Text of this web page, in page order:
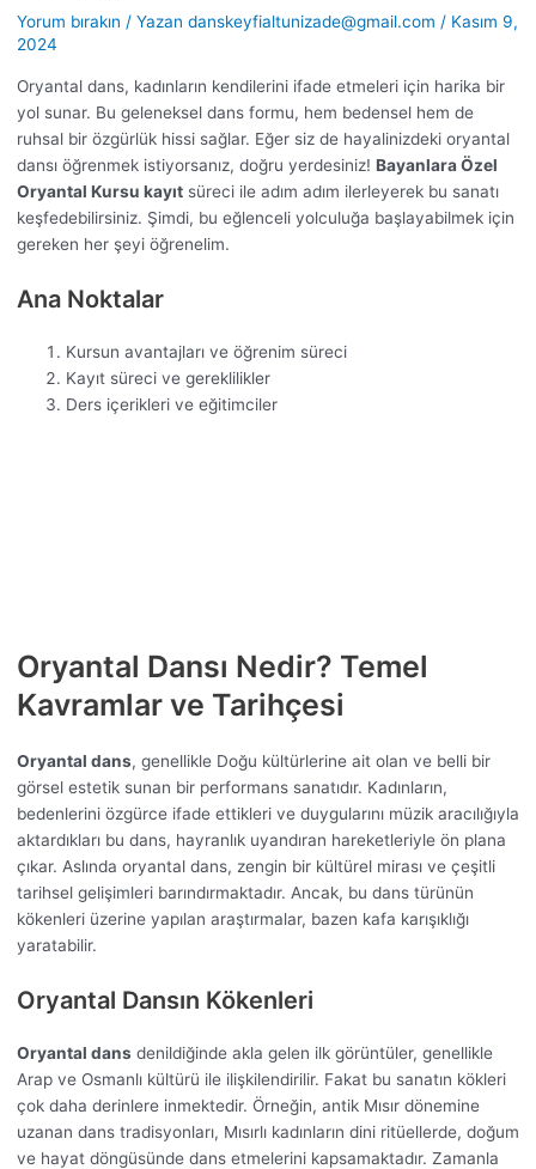
Yorum bırakın / Yazan danskeyfialtunizade@gmail.com / Kasım 9,
2024
Oryantal dans, kadınların kendilerini ifade etmeleri için harika bir
yol sunar. Bu geleneksel dans formu, hem bedensel hem de
ruhsal bir özgürlük hissi sağlar. Eğer siz de hayalinizdeki oryantal
dansı öğrenmek istiyorsanız, doğru yerdesiniz! Bayanlara Özel
Oryantal Kursu kayıtsüreci ile adım adım ilerleyerek bu sanatı
keşfedebilirsiniz. Şimdi, bu eğlenceli yolculuğa başlayabilmek için
gereken her şeyi öğrenelim.
Ana Noktalar
Kursun avantajları ve öğrenim süreci
Kayıt süreci ve gereklilikler
Ders içerikleri ve eğitimciler
Oryantal Dansı Nedir? Temel
Kavramlar ve Tarihçesi
Oryantal dans, genellikle Doğu kültürlerine ait olan ve belli bir
görsel estetik sunan bir performans sanatıdır. Kadınların,
bedenlerini özgürce ifade ettikleri ve duygularını müzik aracılığıyla
aktardıkları bu dans, hayranlık uyandıran hareketleriyle ön plana
çıkar. Aslında oryantal dans, zengin bir kültürel mirası ve çeşitli
tarihsel gelişimleri barındırmaktadır. Ancak, bu dans türünün
kökenleri üzerine yapılan araştırmalar, bazen kafa karışıklığı
yaratabilir.
Oryantal Dansın Kökenleri
Oryantal dansdenildiğinde akla gelen ilk görüntüler, genellikle
Arap ve Osmanlı kültürü ile ilişkilendirilir. Fakat bu sanatın kökleri
çok daha derinlere inmektedir. Örneğin, antik Mısır dönemine
uzanan dans tradisyonları, Mısırlı kadınların dini ritüellerde, doğum
ve hayat döngüsünde dans etmelerini kapsamaktadır. Zamanla